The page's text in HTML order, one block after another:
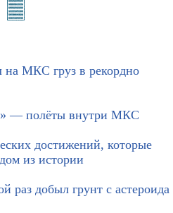
на МКС груз в рекордно
— полёты внутри МКС
достижений, которые
из истории
раз добыл грунт с астероида